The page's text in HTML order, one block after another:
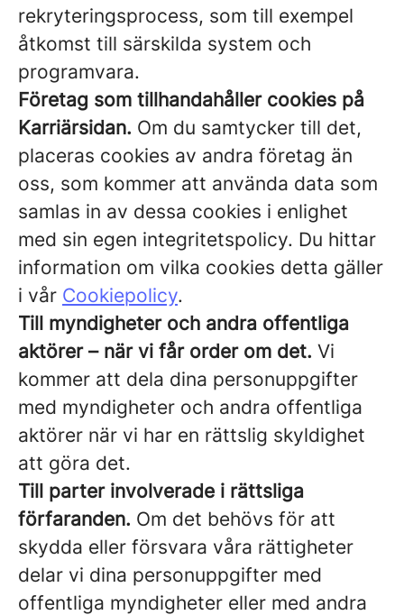
rekryteringsprocess, som till exempel
åtkomst till särskilda system och
programvara.
Företag som tillhandahåller cookies på
Karriärsidan. Om du samtycker till det,
placeras cookies av andra företag än
oss, som kommer att använda data som
samlas in av dessa cookies i enlighet
med sin egen integritetspolicy. Du hittar
information om vilka cookies detta gäller
i vår Cookiepolicy.
Till myndigheter och andra offentliga
aktörer – när vi får order om det. Vi
kommer att dela dina personuppgifter
med myndigheter och andra offentliga
aktörer när vi har en rättslig skyldighet
att göra det.
Till parter involverade i rättsliga
förfaranden. Om det behövs för att
skydda eller försvara våra rättigheter
delar vi dina personuppgifter med
offentliga myndigheter eller med andra